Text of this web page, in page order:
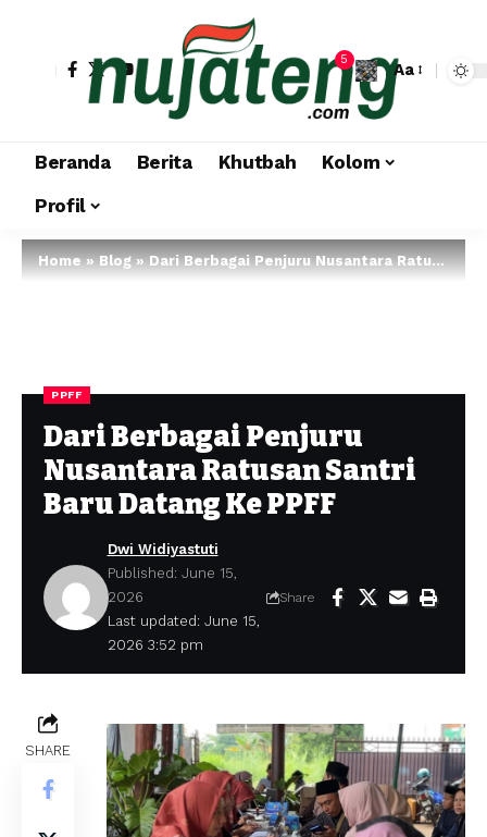
5
Aa
Beranda Berita Khutbah
Kolom
Profil
Home»Blog»Dari Berbagai Penjuru Nusantara Ratusan Santri Baru Datang Ke PPFF
PPFF
Dari Berbagai Penjuru
Nusantara Ratusan Santri
Baru Datang Ke PPFF
Last updated: June 15,
2026 3:52 pm
Dwi Widiyastuti
Published: June 15,
2026
Share
SHARE